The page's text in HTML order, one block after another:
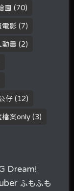
圖 (70)
電影 (7)
動畫 (2)
仔 (12)
檔案only (3)
Dream!
ふもふも